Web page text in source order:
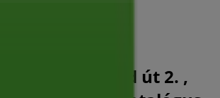
Árpád út 2. ,